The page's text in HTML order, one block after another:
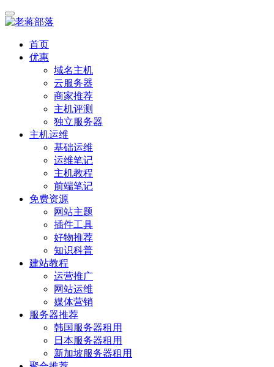
首页
优惠
域名主机
云服务器
商家推荐
主机评测
独立服务器
主机运维
基础运维
运维笔记
主机教程
前端笔记
免费资源
网站主题
插件工具
好物推荐
知识科普
建站教程
运营推广
网站运维
媒体营销
服务器推荐
韩国服务器租用
日本服务器租用
新加坡服务器租用